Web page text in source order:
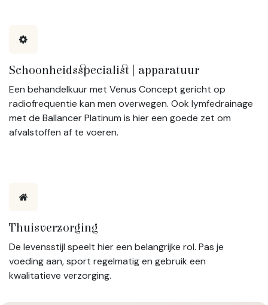
Schoonheidsspecialist | apparatuur
Een behandelkuur met Venus Concept gericht op
radiofrequentie kan men overwegen. Ook lymfedrainage
met de Ballancer Platinum is hier een goede zet om
afvalstoffen af te voeren.
Thuisverzorging
De levensstijl speelt hier een belangrijke rol. Pas je
voeding aan, sport regelmatig en gebruik een
kwalitatieve verzorging.